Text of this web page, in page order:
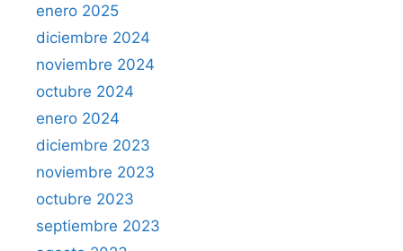
enero 2025
diciembre 2024
noviembre 2024
octubre 2024
enero 2024
diciembre 2023
noviembre 2023
octubre 2023
septiembre 2023